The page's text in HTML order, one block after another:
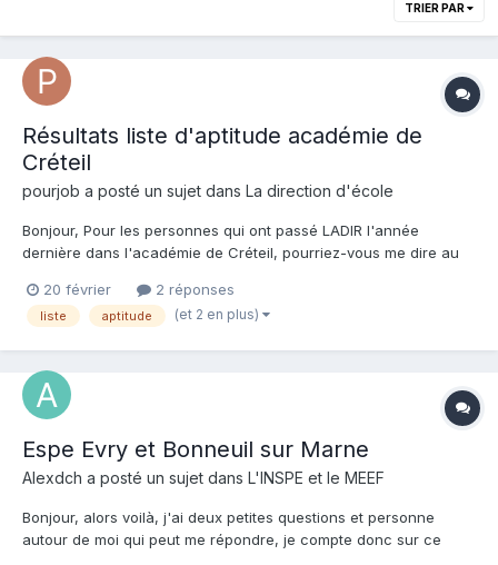
TRIER PAR
Résultats liste d'aptitude académie de
Créteil
pourjob a posté un sujet dans La direction d'école
Bonjour, Pour les personnes qui ont passé LADIR l'année
dernière dans l'académie de Créteil, pourriez-vous me dire au
quel biais ? Sur le site il est seulement indiqué courant mars, en
sachant que chez nous les entretiens se son...
20 février 2 réponses
liste aptitude (et 2 en plus)
Espe Evry et Bonneuil sur Marne
Alexdch a posté un sujet dans L'INSPE et le MEEF
Bonjour, alors voilà, j'ai deux petites questions et personne
autour de moi qui peut me répondre, je compte donc sur ce